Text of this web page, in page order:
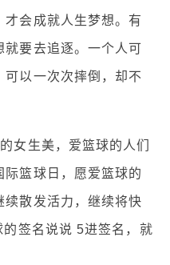
会成就人生梦想。有
要去追逐。一个人可
以一次次摔倒，却不
女生美，爱篮球的人们
篮球日，愿爱篮球的
散发活力，继续将快
签名说说 5进签名，就